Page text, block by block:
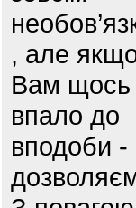
, але
Вам щось
впало до
вподоби -